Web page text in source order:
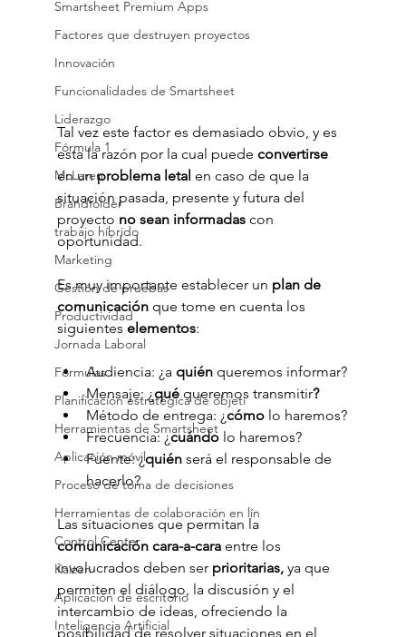
Smartsheet Premium Apps
Factores que destruyen proyectos
Innovación
Funcionalidades de Smartsheet
Liderazgo
Fórmula 1
McLaren
Brandfolder
trabajo híbrido
Marketing
Gestión de pruebas
Productividad
Jornada Laboral
Fórmulas
Planificación estratégica de objeti
Herramientas de Smartsheet
Aplicación móvil
Proceso de toma de decisiones
Herramientas de colaboración en lín
Control Center
Kaizen
Aplicación de escritorio
Inteligencia Artificial
Tal vez este factor es demasiado obvio, y es
esta la razón por la cual puede convertirse
en un problema letal en caso de que la
situación pasada, presente y futura del
proyecto no sean informadas con
oportunidad.
Es muy importante establecer un plan de
comunicación que tome en cuenta los
siguientes elementos:
Audiencia: ¿a quién queremos informar?
Mensaje: ¿qué queremos transmitir?
Método de entrega: ¿cómo lo haremos?
Frecuencia: ¿cuándo lo haremos?
Fuente: ¿quién será el responsable de
hacerlo?
Las situaciones que permitan la
comunicación cara-a-cara entre los
involucrados deben ser prioritarias, ya que
permiten el diálogo, la discusión y el
intercambio de ideas, ofreciendo la
posibilidad de resolver situaciones en el